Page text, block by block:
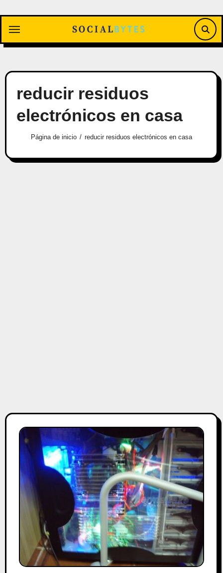
contenido
reducir residuos
electrónicos en casa
Página de inicio reducir residuos electrónicos en casa